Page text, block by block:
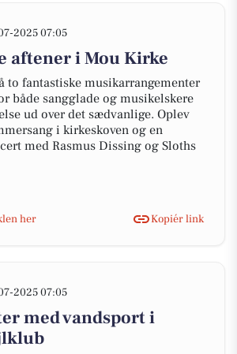
2025 07:05
aftener i Mou Kirke
to fantastiske musikarrangementer
både sangglade og musikelskere
ud over det sædvanlige. Oplev
i kirkeskoven og en
med Rasmus Dissing og Sloths
her
Kopiér link
2025 07:05
med vandsport i